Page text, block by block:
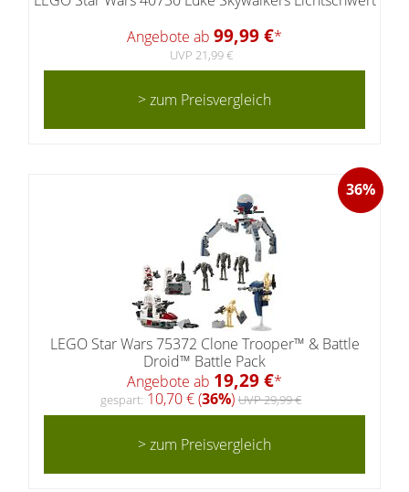
Angebote ab 99,99 €*
UVP 21,99 €
> zum Preisvergleich
36%
LEGO Star Wars 75372 Clone Trooper™ & Battle
Droid™ Battle Pack
Angebote ab 19,29 €*
gespart: 10,70 € (36%) UVP 29,99 €
> zum Preisvergleich